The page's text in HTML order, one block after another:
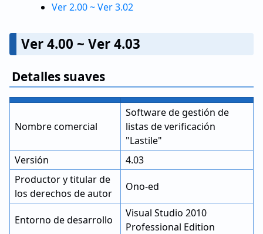
Ver 2.00 ~ Ver 3.02
Ver 4.00 ~ Ver 4.03
Detalles suaves
Nombre comercial
Software de gestión de
listas de verificación
"Lastile"
Versión
4.03
Productor y titular de
los derechos de autor
Ono-ed
Entorno de desarrollo
Visual Studio 2010
Professional Edition